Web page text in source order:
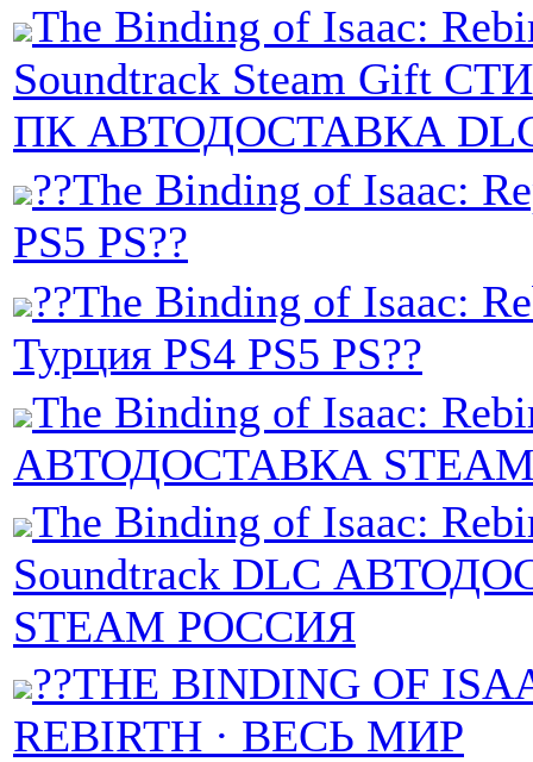
The Binding of Isaac:
Soundtrack Steam Gift
ПК АВТОДОСТАВКА
??The Binding of Isaac:
PS5 PS??
??The Binding of Isaac:
Турция PS4 PS5 PS??
The Binding of Isaac:
АВТОДОСТАВКА
The Binding of Isaac:
Soundtrack DLC
STEAM РОССИЯ
??THE BINDING OF
REBIRTH · ВЕСЬ МИР